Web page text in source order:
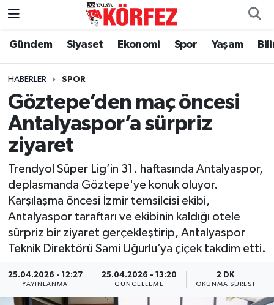
Gündem Siyaset Ekonomi Spor Yaşam
HABERLER SPOR
Göztepe’den maç öncesi
Antalyaspor’a sürpriz
ziyaret
Trendyol Süper Lig’in 31. haftasında Antalyaspor,
deplasmanda Göztepe'ye konuk oluyor.
Karşılaşma öncesi İzmir temsilcisi ekibi,
Antalyaspor taraftarı ve ekibinin kaldığı otele
sürpriz bir ziyaret gerçekleştirip, Antalyaspor
Teknik Direktörü Sami Uğurlu’ya çiçek takdim etti.
25.04.2026 - 12:27
YAYINLANMA
25.04.2026 - 13:20
GÜNCELLEME
2 DK
OKUNMA SÜRESI
Gündem
Siyaset
Yerel Yönetim
Ekonomi
Spor
Yaşam
Asayiş
Eğitim
Nöbetçi Eczaneler
Hava Durumu
Trafik Durumu
Süper Lig Puan Durumu ve Fikstür
Tüm Manşetler
Son Dakika Haberleri
Haber Arşivi